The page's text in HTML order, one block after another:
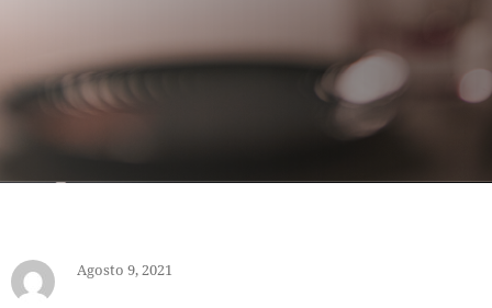
Agosto 9, 2021